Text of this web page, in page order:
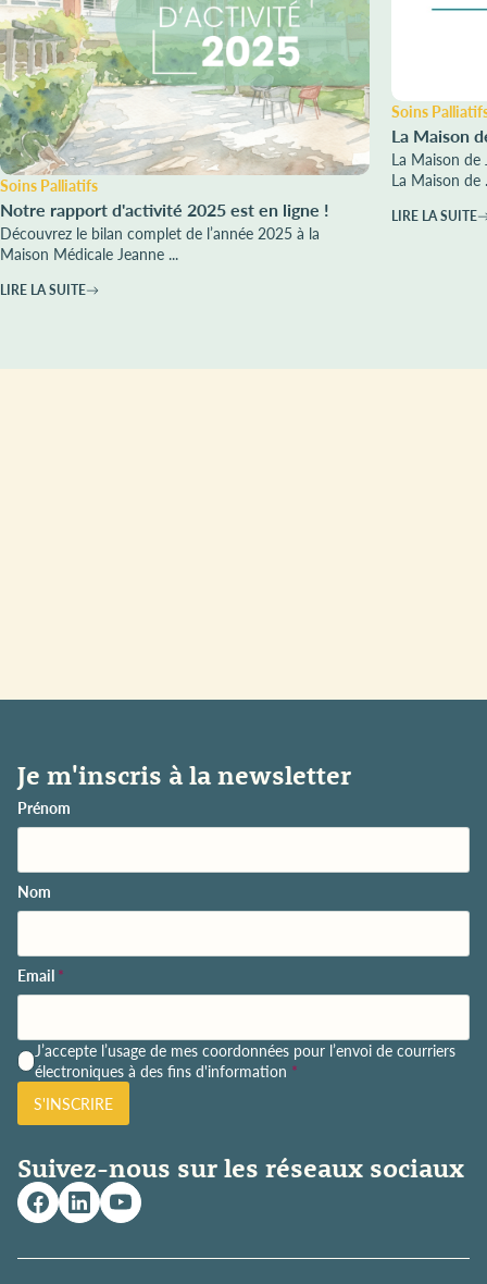
Soins Palliatifs
Notre rapport d'activité 2025 est en ligne !
Découvrez le bilan complet de l’année 2025 à la
Maison Médicale Jeanne ...
LIRE LA SUITE
Soins
La Maison
La Maison de
La Maison de
LIRE LA SUITE
Je m'inscris à la newsletter
Prénom
Nom
Email *
P
o
l
t
q
u
e
e
J’accepte l’usage de mes coordonnées pour l’envoi de courriers
électroniques à des fins d'information *
S'INSCRIRE
Suivez-nous sur les réseaux sociaux